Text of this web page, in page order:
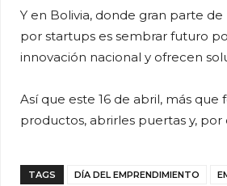
Y en Bolivia, donde gran parte
por startups es sembrar futuro
innovación nacional y ofrecen
Así que este 16 de abril, más
productos, abrirles puertas y, por
TAGS DÍA DEL EMPRENDIMIENTO